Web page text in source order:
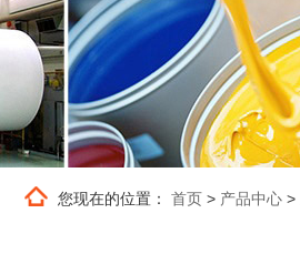
您现在的位置： 首页 > 产品中心 >